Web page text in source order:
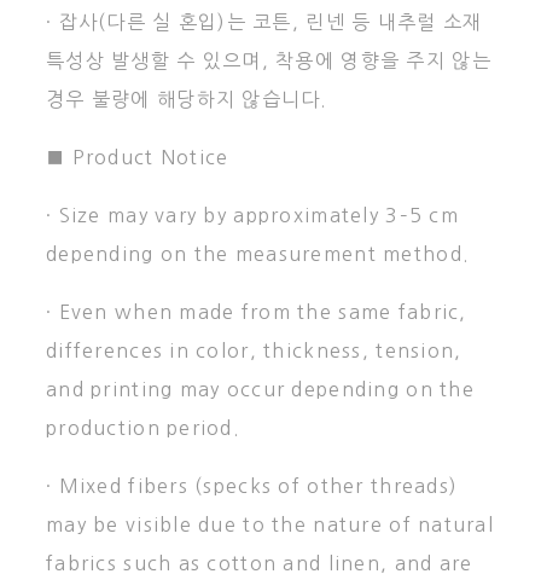
· 잡사(다른 실 혼입)는 코튼, 린넨 등 내추럴 소재
특성상 발생할 수 있으며, 착용에 영향을 주지 않는
경우 불량에 해당하지 않습니다.
■ Product Notice
· Size may vary by approximately 3–5 cm
depending on the measurement method.
· Even when made from the same fabric,
differences in color, thickness, tension,
and printing may occur depending on the
production period.
· Mixed fibers (specks of other threads)
may be visible due to the nature of natural
fabrics such as cotton and linen, and are